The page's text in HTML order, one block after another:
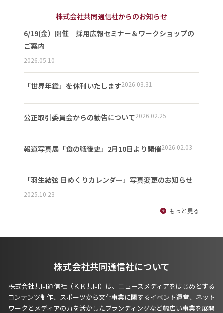
株式会社共同通信社からのお知らせ
6/19(金）開催 採用広報セミナー＆ワークショップの
ご案内
2026.05.10
「世界年鑑」を休刊いたします2026.03.31
公正取引委員会からの勧告について2026.02.25
報道写真展「食の戦後史」2月10日より開催2026.02.03
「羽生結弦 日めくりカレンダー」写真変更のお知らせ
2025.10.23
もっと見る
株式会社共同通信社について
株式会社共同通信社（ＫＫ共同）は、ニュースメディアをはじめとする
コンテンツ制作、スポーツから文化事業に関するイベント運営、ネット
ワークとメディアの力を活かしたブランディングなど幅広い事業を展開